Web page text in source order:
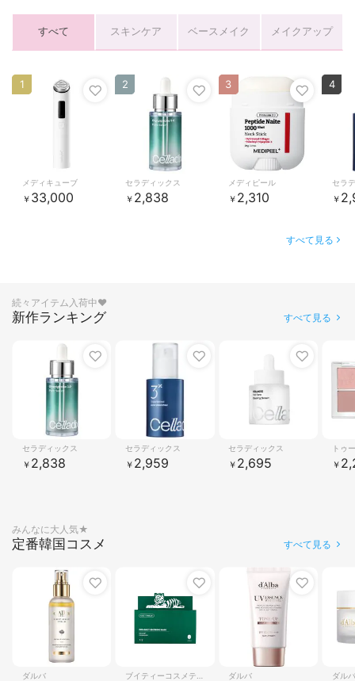
すべて スキンケア ベースメイク メイクアップ
メディキューブ
￥ 33,000
1
セラディックス
￥ 2,838
2
メディピール
￥ 2,310
3
セラ
￥
4
すべて見る
新作ランキング
続々アイテム入荷中♥
すべて見る
セラディックス
￥ 2,838
セラディックス
￥ 2,959
セラディックス
￥ 2,695
トゥ
￥
定番韓国コスメ
みんなに大人気★
すべて見る
ダルバ ダルバ ダルバ